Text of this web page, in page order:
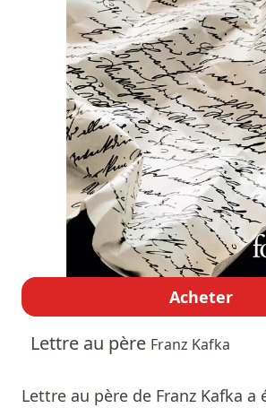
Acheter
Lettre au père Franz Kafka
Lettre au père de Franz Kafka a
Livres les plus
Prix littéraires